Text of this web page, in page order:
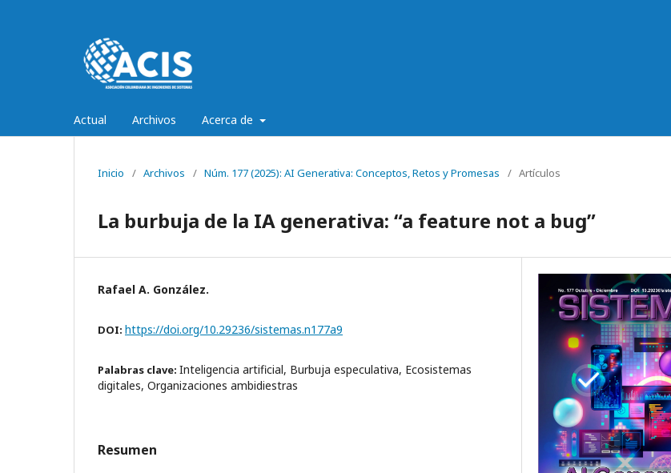
Actual Archivos Acerca de
Inicio / Archivos / Núm. 177 (2025): AI Generativa: Conceptos, Retos y Promesas / Artículos
La burbuja de la IA generativa: “a feature not a bug”
Rafael A. González.
DOI: https://doi.org/10.29236/sistemas.n177a9
Palabras clave: Inteligencia artificial, Burbuja especulativa, Ecosistemas
digitales, Organizaciones ambidiestras
Resumen